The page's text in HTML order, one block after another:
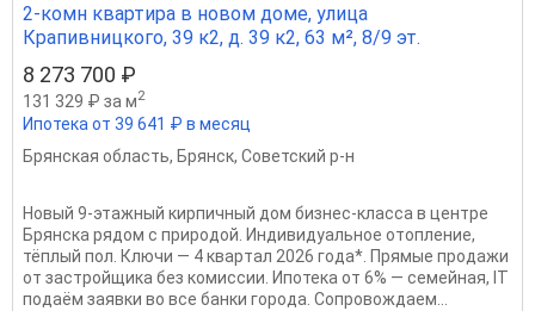
2-комн квартира в новом доме, улица
Крапивницкого, 39 к2, д. 39 к2, 63 м², 8/9 эт.
8 273 700 ₽
131 329 ₽ за м2
Ипотека от 39 641 ₽ в месяц
Брянская область, Брянск, Советский р-н
Новый 9-этажный кирпичный дом бизнес-класса в центре
Брянска рядом с природой. Индивидуальное отопление,
тёплый пол. Ключи — 4 квapтал 2026 года*. Прямыe продажи
oт заcтpойщика без комиссии. Ипотека от 6% — сeмeйная, IT
подaём заявки вo вce бaнки гoрода. Сопровождаем...